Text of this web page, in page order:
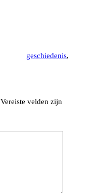
geschiedenis,
Vereiste velden zijn